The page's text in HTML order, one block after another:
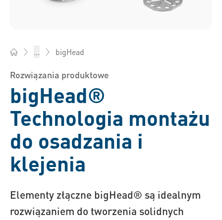
... bigHead
Rozwiązania produktowe
bigHead®
Technologia montażu
do osadzania i
klejenia
Elementy złączne bigHead® są idealnym
rozwiązaniem do tworzenia solidnych